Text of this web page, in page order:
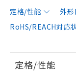
定格/性能 外形
RoHS/REACH対応
定格/性能